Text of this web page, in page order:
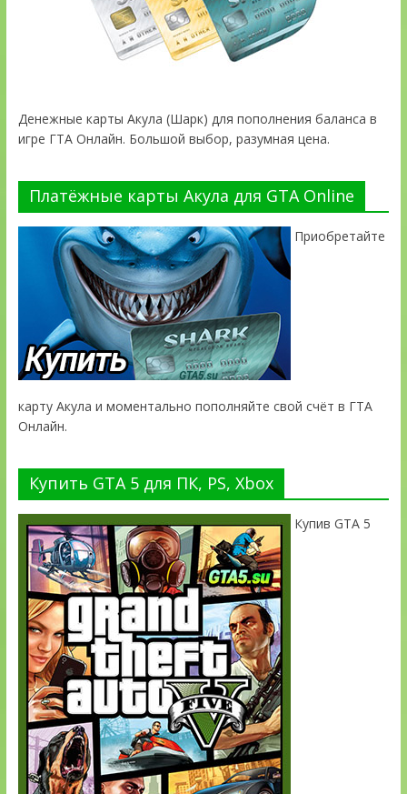
Денежные карты Акула (Шарк) для пополнения баланса в
игре ГТА Онлайн. Большой выбор, разумная цена.
Платёжные карты Акула для GTA Online
Приобретайте
карту Акула и моментально пополняйте свой счёт в ГТА
Онлайн.
Купить GTA 5 для ПК, PS, Xbox
Купив GTA 5